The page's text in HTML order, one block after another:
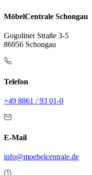
MöbelCentrale Schongau
Gogoliner Straße 3-5
86956 Schongau
Telefon
+49 8861 / 93 01-0
E-Mail
info@moebelcentrale.de